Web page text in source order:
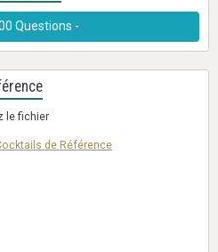
Questions -
le fichier
de Référence